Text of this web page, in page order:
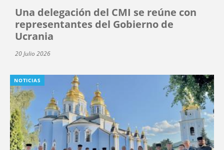
Una delegación del CMI se reúne con
representantes del Gobierno de
Ucrania
20 Julio 2026
NOTICIAS